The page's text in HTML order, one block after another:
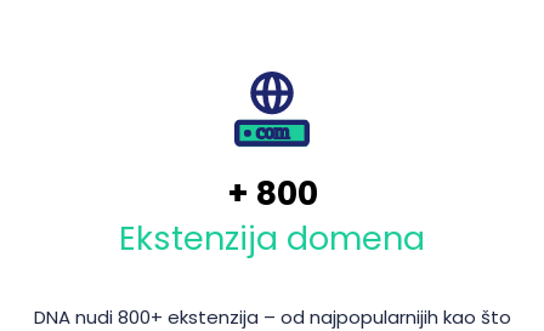
+ 800
Ekstenzija domena
DNA nudi 800+ ekstenzija – od najpopularnijih kao što